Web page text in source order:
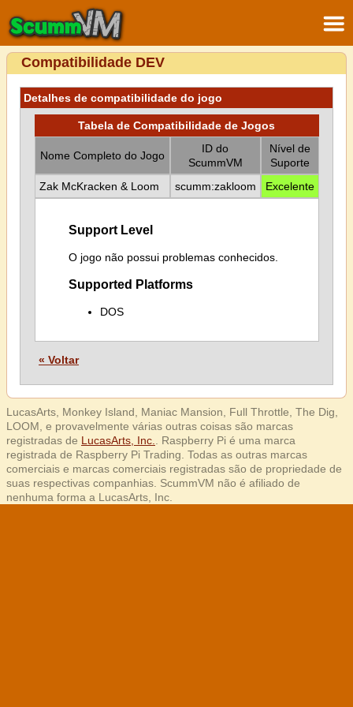
Compatibilidade DEV
Detalhes de compatibilidade do jogo
Tabela de Compatibilidade de Jogos
Nome Completo do Jogo
ID do
ScummVM
Nível de
Suporte
Zak McKracken & Loom
scumm:zakloom Excelente
Support Level
O jogo não possui problemas conhecidos.
Supported Platforms
DOS
« Voltar
LucasArts, Monkey Island, Maniac Mansion, Full Throttle, The Dig,
LOOM, e provavelmente várias outras coisas são marcas
registradas de LucasArts, Inc.
. Raspberry Pi é uma marca
registrada de Raspberry Pi Trading. Todas as outras marcas
comerciais e marcas comerciais registradas são de propriedade de
suas respectivas companhias. ScummVM não é afiliado de
nenhuma forma a LucasArts, Inc.